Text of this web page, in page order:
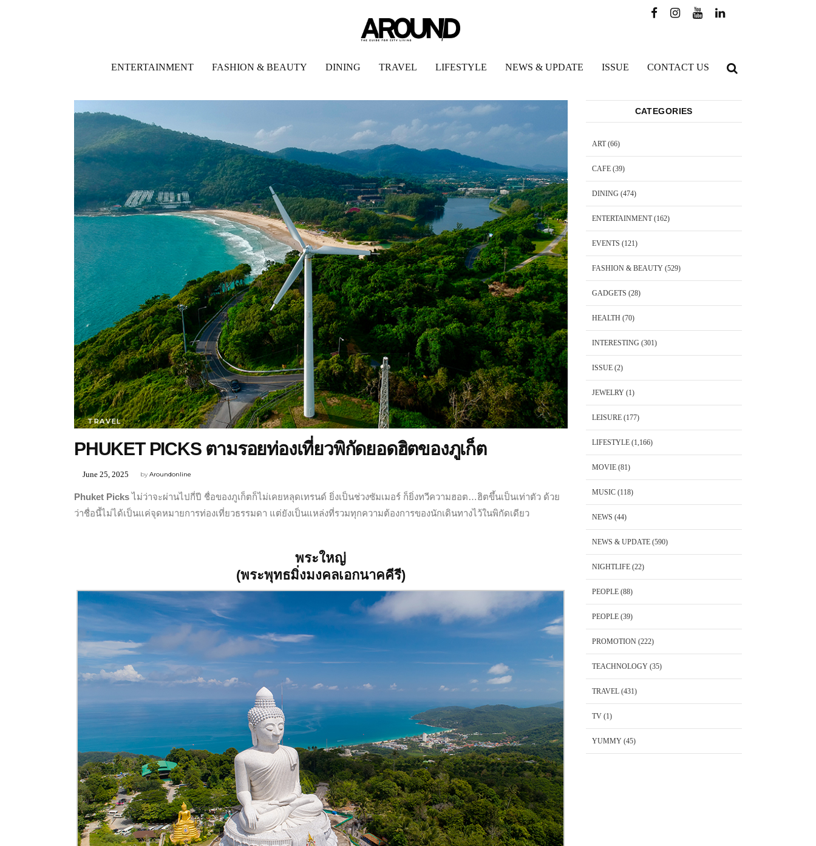
ENTERTAINMENT FASHION & BEAUTY DINING TRAVEL LIFESTYLE NEWS & UPDATE ISSUE CONTACT US
TRAVEL
PHUKET PICKS ตามรอยท่องเที่ยวพิกัดยอดฮิตของภูเก็ต
byAroundonline
June 25, 2025
Phuket Picks ไม่ว่าจะผ่านไปกี่ปี ชื่อของภูเก็ตก็ไม่เคยหลุดเทรนด์ ยิ่งเป็นช่วงซัมเมอร์ ก็ยิ่งทวีความฮอต…ฮิตขึ้นเป็นเท่าตัว ด้วย
ว่าชื่อนี้ไม่ได้เป็นแค่จุดหมายการท่องเที่ยวธรรมดา แต่ยังเป็นแหล่งที่รวมทุกความต้องการของนักเดินทางไว้ในพิกัดเดียว
พระใหญ่
(พระพุทธมิ่งมงคลเอกนาคคีรี)
CATEGORIES
ART(66)
CAFE(39)
DINING (474)
ENTERTAINMENT(162)
EVENTS (121)
FASHION & BEAUTY(529)
GADGETS (28)
HEALTH (70)
INTERESTING (301)
ISSUE(2)
JEWELRY(1)
LEISURE(177)
LIFESTYLE(1,166)
MOVIE(81)
MUSIC(118)
NEWS (44)
NEWS & UPDATE(590)
NIGHTLIFE(22)
PEOPLE(88)
PEOPLE(39)
PROMOTION(222)
TEACHNOLOGY(35)
TRAVEL(431)
TV(1)
YUMMY(45)